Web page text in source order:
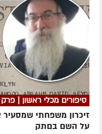
סיפורים מכלי ראשון | פרק 344
זיכרון משפחתי שמסעיר
על השם בםתק